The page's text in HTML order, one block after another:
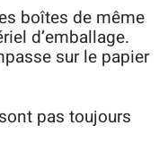
boîtes de même
d’emballage.
sur le papier
pas toujours